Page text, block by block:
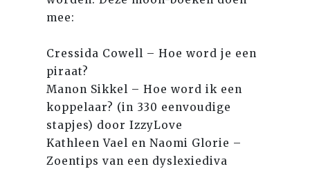
mee:
Cressida Cowell – Hoe word je een
piraat?
Manon Sikkel – Hoe word ik een
koppelaar? (in 330 eenvoudige
stapjes) door IzzyLove
Kathleen Vael en Naomi Glorie –
Zoentips van een dyslexiediva